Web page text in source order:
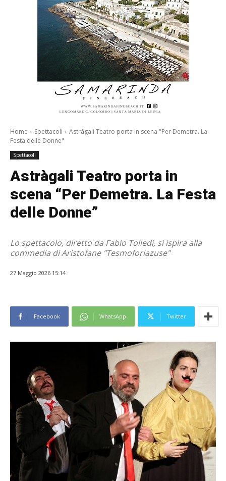
Home Spettacoli
Astràgali Teatro porta in scena "Per Demetra. La
Festa delle Donne"
Spettacoli
Astràgali Teatro porta in
scena “Per Demetra. La Festa
delle Donne”
Lo spettacolo, diretto da Fabio Tolledi, si ispira alla
commedia di Aristofane "Tesmoforiazuse"
27 Maggio 2026 15:14
Facebook WhatsApp Twitter